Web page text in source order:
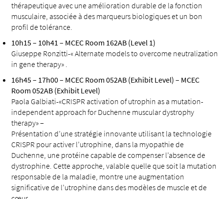
thérapeutique avec une amélioration durable de la fonction
musculaire, associée à des marqueurs biologiques et un bon
profil de tolérance.
10h15 – 10h41 – MCEC Room 162AB (Level 1)
Giuseppe Ronzitti-« Alternate models to overcome neutralization
in gene therapy» .
16h45 – 17h00 – MCEC Room 052AB (Exhibit Level) – MCEC
Room 052AB (Exhibit Level)
Paola Galbiati-«CRISPR activation of utrophin as a mutation-
independent approach for Duchenne muscular dystrophy
therapy» –
Présentation d’une stratégie innovante utilisant la technologie
CRISPR pour activer l’utrophine, dans la myopathie de
Duchenne, une protéine capable de compenser l’absence de
dystrophine. Cette approche, valable quelle que soit la mutation
responsable de la maladie, montre une augmentation
significative de l’utrophine dans des modèles de muscle et de